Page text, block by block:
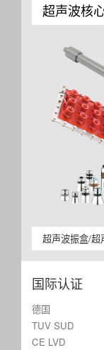
新闻
服务和培训
联系我们
超声波核
超声波振盒/超
国际认证
德国
TUV SUD
CE LVD